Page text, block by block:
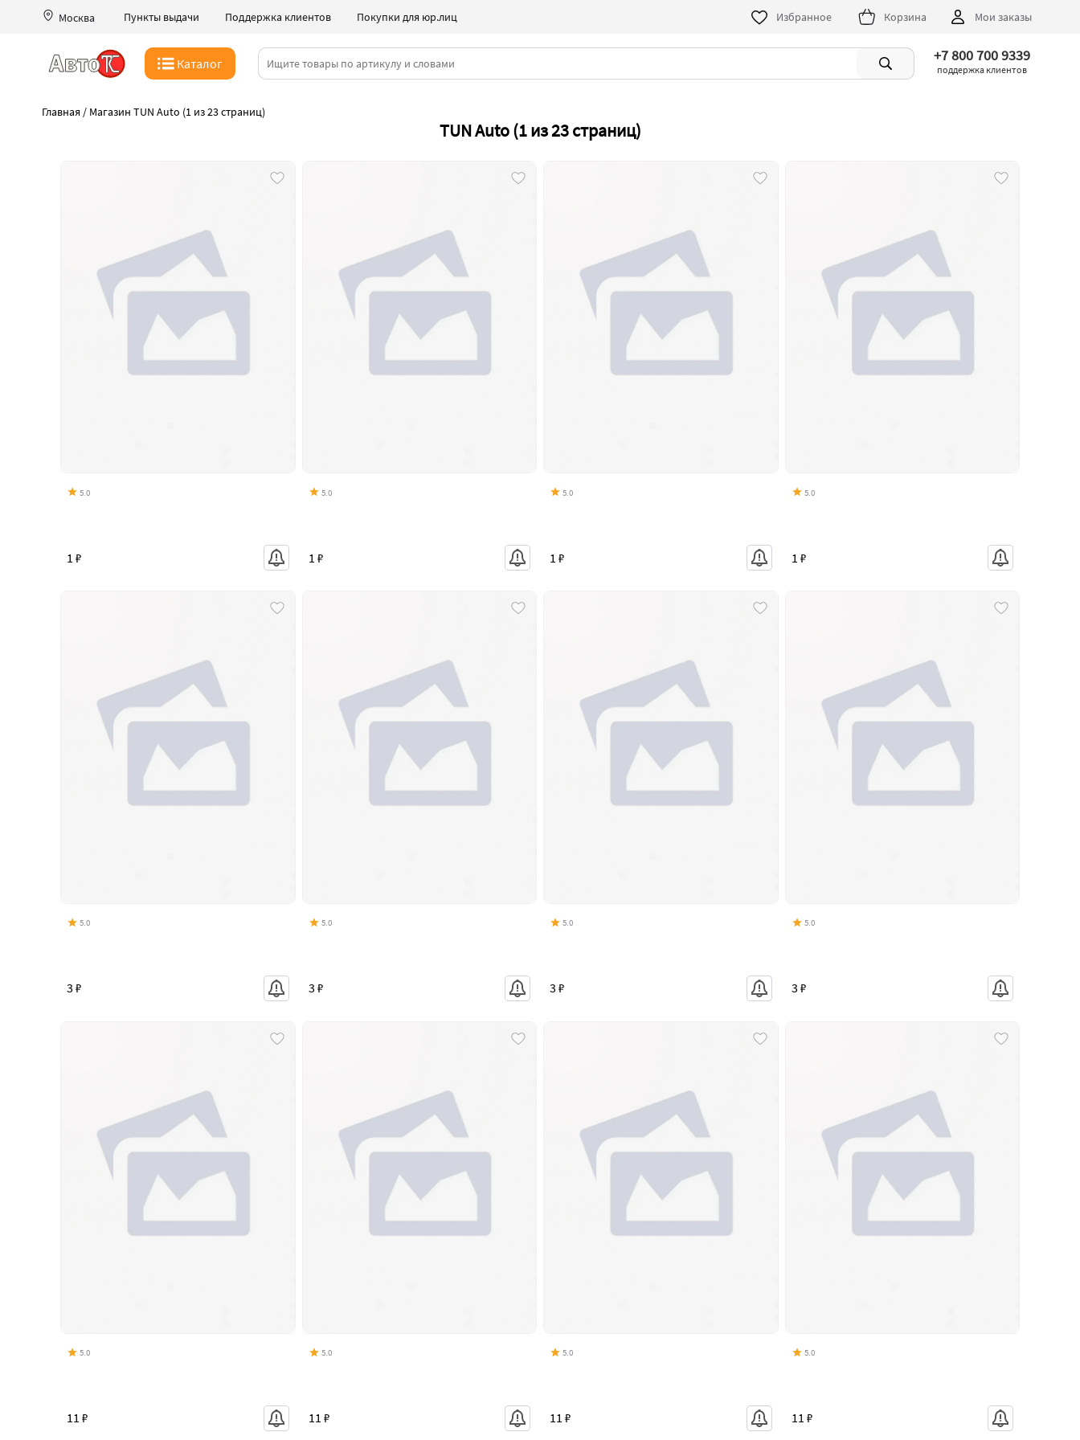
Москва Пункты выдачи Поддержка клиентов Покупки для юр.лиц Избранное Корзина Мои заказы
Каталог +7 800 700 9339
поддержка клиентов
Главная / Магазин TUN Auto (1 из 23 страниц)
TUN Auto (1 из 23 страниц)
5.0
1 ₽
5.0
1 ₽
5.0
1 ₽
5.0
1 ₽
5.0
3 ₽
5.0
3 ₽
5.0
3 ₽
5.0
3 ₽
5.0
11 ₽
5.0
11 ₽
5.0
11 ₽
5.0
11 ₽